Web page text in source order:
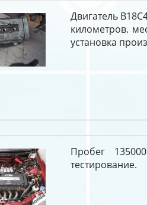
Двигатель
километров.
установка
Пробег
тестирование.